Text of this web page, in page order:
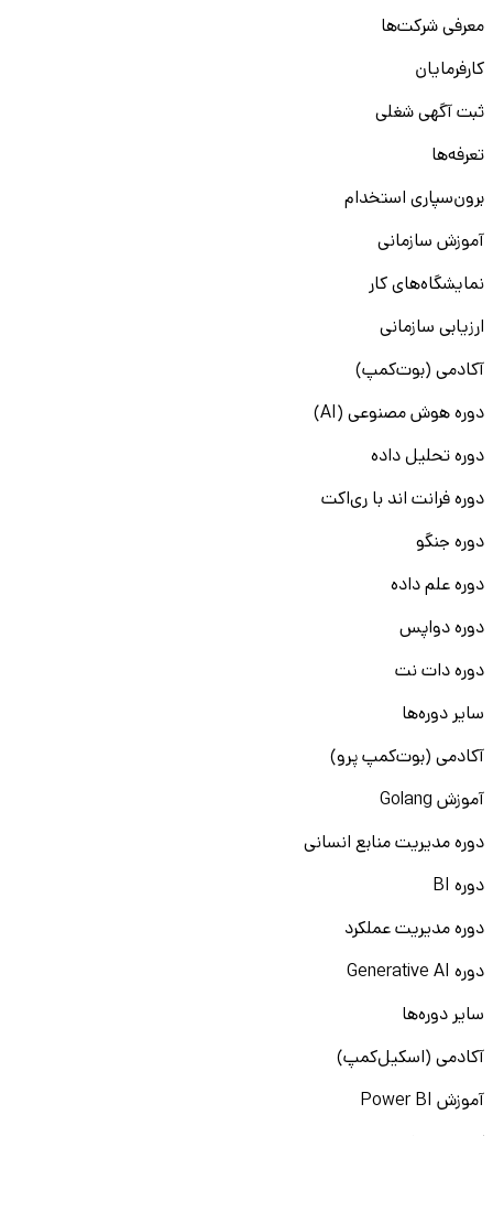
معرفی شرکت‌ها
کارفرمایان
ثبت آگهی شغلی
تعرفه‌ها
برون‌سپاری استخدام
آموزش سازمانی
نمایشگاه‌های کار
ارزیابی سازمانی
آکادمی (بوت‌کمپ)
دوره هوش مصنوعی (AI)
دوره تحلیل داده
دوره فرانت اند با ری‌اکت
دوره جنگو
دوره علم داده
دوره دواپس
دوره دات نت
سایر دوره‌ها
آکادمی (بوت‌کمپ پرو)
آموزش Golang
دوره مدیریت منابع انسانی
دوره BI
دوره مدیریت عملکرد
دوره Generative AI
سایر دوره‌ها
آکادمی (اسکیل‌کمپ)
آموزش Power BI